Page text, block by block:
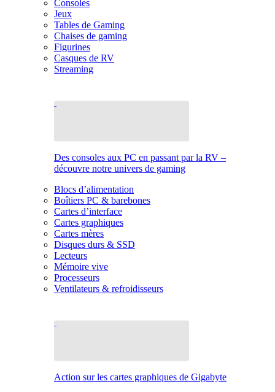
Consoles
Jeux
Tables de Gaming
Chaises de gaming
Figurines
Casques de RV
Streaming
Des consoles aux PC en passant par la RV –
découvre notre univers de gaming
Blocs d’alimentation
Boîtiers PC & barebones
Cartes d’interface
Cartes graphiques
Cartes mères
Disques durs & SSD
Lecteurs
Mémoire vive
Processeurs
Ventilateurs & refroidisseurs
Action sur les cartes graphiques de Gigabyte